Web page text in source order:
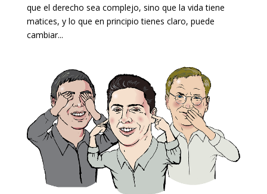
que el derecho sea complejo, sino que la vida tiene
matices, y lo que en principio tienes claro, puede
cambiar...